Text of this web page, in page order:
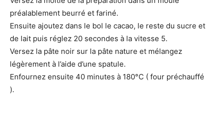
préalablement beurré et fariné.
Ensuite ajoutez dans le bol le cacao, le reste du sucre et
de lait puis réglez 20 secondes à la vitesse 5.
Versez la pâte noir sur la pâte nature et mélangez
légèrement à l’aide d’une spatule.
Enfournez ensuite 40 minutes à 180°C ( four préchauffé
).